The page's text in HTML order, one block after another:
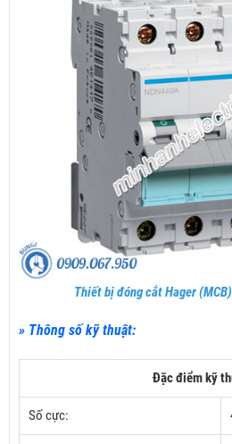
Thiết bị đóng cắt Hager
» Thông số kỹ thuật:
Đặc điểm kỹ
Số cực: